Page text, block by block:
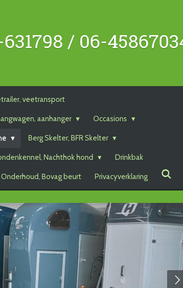
/ 06-
veetransport
aanhanger Occasions
Berg Skelter, BFR Skelter
Nachthok hond Drinkbak
Onderhoud, Bovag beurt Privacyverklaring